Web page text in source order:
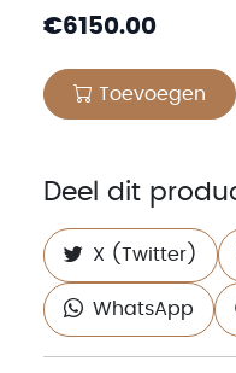
€6150.00
Toevoegen
Deel dit
X (Twitter)
WhatsApp